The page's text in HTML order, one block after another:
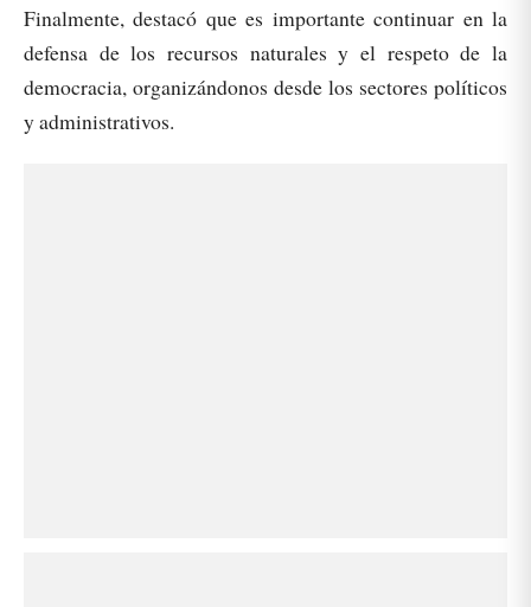
Finalmente, destacó que es importante continuar en la
defensa de los recursos naturales y el respeto de la
democracia, organizándonos desde los sectores políticos
y administrativos.